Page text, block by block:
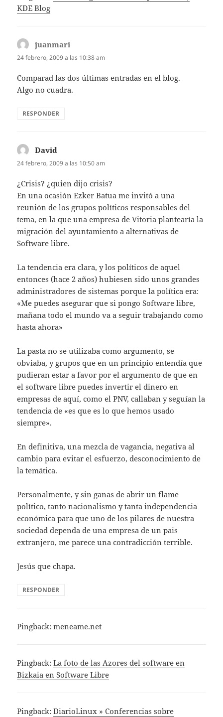
KDE Blog
juanmari
24 febrero, 2009 a las 10:38 am
Comparad las dos últimas entradas en el blog.
Algo no cuadra.
RESPONDER
David
24 febrero, 2009 a las 10:50 am
¿Crisis? ¿quien dijo crisis?
En una ocasión Ezker Batua me invitó a una
reunión de los grupos políticos responsables del
tema, en la que una empresa de Vitoria plantearía la
migración del ayuntamiento a alternativas de
Software libre.
La tendencia era clara, y los políticos de aquel
entonces (hace 2 años) hubiesen sido unos grandes
administradores de sistemas porque la política era:
«Me puedes asegurar que si pongo Software libre,
mañana todo el mundo va a seguir trabajando como
hasta ahora»
La pasta no se utilizaba como argumento, se
obviaba, y grupos que en un principio entendía que
pudieran estar a favor por el argumento de que en
el software libre puedes invertir el dinero en
empresas de aquí, como el PNV, callaban y seguían la
tendencia de «es que es lo que hemos usado
siempre».
En definitiva, una mezcla de vagancia, negativa al
cambio para evitar el esfuerzo, desconocimiento de
la temática.
Personalmente, y sin ganas de abrir un flame
político, tanto nacionalismo y tanta independencia
económica para que uno de los pilares de nuestra
sociedad dependa de una empresa de un pais
extranjero, me parece una contradicción terrible.
Jesús que chapa.
RESPONDER
Pingback:meneame.net
Pingback:La foto de las Azores del software en
Bizkaia en Software Libre
Pingback:DiarioLinux » Conferencias sobre